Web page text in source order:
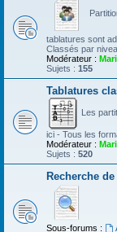
tablatures sont
Classés par
Modérateur :
Sujets : 155
Tablatures
Les
ici - Tous les
Modérateur :
Sujets : 520
Recherche
Sous-forums :